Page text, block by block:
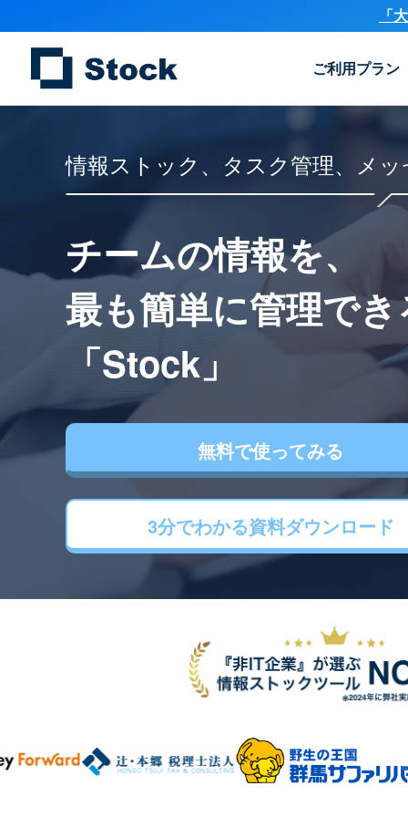
「
ご利用プラン
情報ストック、タスク管理、メ
チームの情報を、
最も簡単に管理で
「Stock」
無料で使ってみる
3分でわかる資料ダウンロード